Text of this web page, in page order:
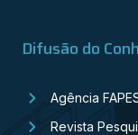
Difusão do
Agência
Revista